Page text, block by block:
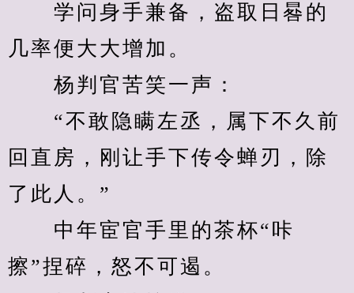
学问身手兼备，盗取日晷的
几率便大大增加。
杨判官苦笑一声：
“不敢隐瞒左丞，属下不久前
回直房，刚让手下传令蝉刃，除
了此人。”
中年宦官手里的茶杯“咔
擦”捏碎，怒不可遏。